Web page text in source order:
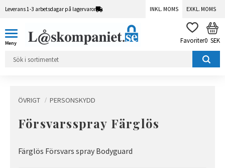
Leverans 1-3 arbetsdagar på lagervaror INKL. MOMS EXKL. MOMS
FAVORITER
0 SEK
ÖVRIGT PERSONSKYDD
Försvarsspray Färglös
Färglös Försvars spray Bodyguard